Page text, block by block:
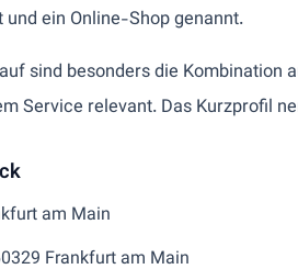
ein Online-Shop genannt.
sind besonders die
Service relevant. Das Kurzprofil
am Main
Frankfurt am Main